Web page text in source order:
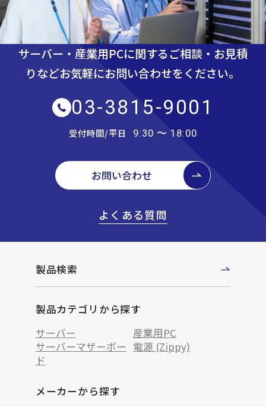
サーバー・産業用PCに関するご相談・お見積
りなどお気軽にお問い合わせをください。
03-3815-9001
受付時間/平日 9:30 〜 18:00
お問い合わせ
よくある質問
製品検索
製品カテゴリから探す
サーバー
産業用PC
サーバーマザーボー
ド
電源 (Zippy)
メーカーから探す